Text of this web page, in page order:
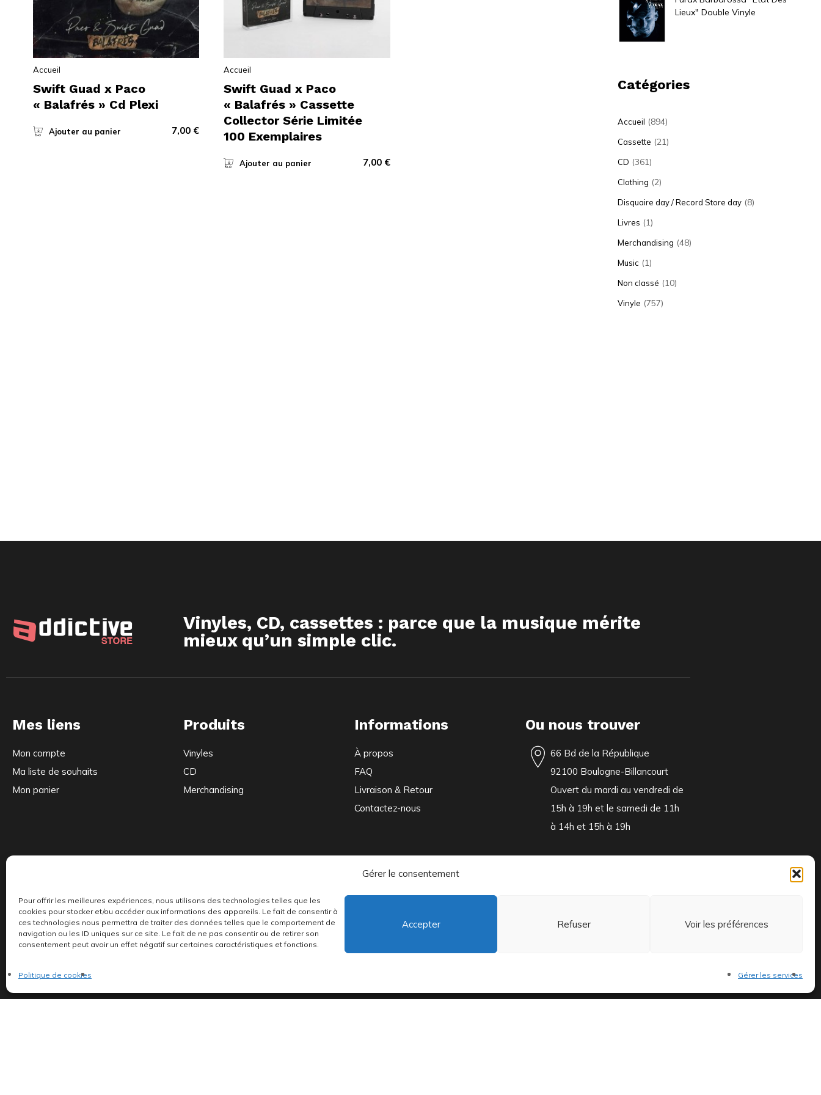
Gérer le consentement
Pour offrir les meilleures expériences, nous utilisons des technologies telles que les
cookies pour stocker et/ou accéder aux informations des appareils. Le fait de consentir à
ces technologies nous permettra de traiter des données telles que le comportement de
navigation ou les ID uniques sur ce site. Le fait de ne pas consentir ou de retirer son
consentement peut avoir un effet négatif sur certaines caractéristiques et fonctions.
Gérer les services
Accepter Refuser Voir les préférences
Politique de cookies
Accueil
Swift Guad x Paco
« Balafrés » Cd Plexi
Ajouter au panier 7,00 €
Accueil
Swift Guad x Paco
« Balafrés » Cassette
Collector Série Limitée
100 Exemplaires
Ajouter au panier 7,00 €
Lieux" Double Vinyle
Catégories
Accueil (894)
Cassette (21)
CD (361)
Clothing (2)
Disquaire day / Record Store day (8)
Livres (1)
Merchandising (48)
Music (1)
Non classé (10)
Vinyle (757)
Vinyles, CD, cassettes : parce que la musique mérite
mieux qu’un simple clic.
Mes liens
Mon compte
Ma liste de souhaits
Mon panier
Produits
Vinyles
CD
Merchandising
Informations
À propos
FAQ
Livraison & Retour
Contactez-nous
Ou nous trouver
66 Bd de la République
92100 Boulogne-Billancourt
Ouvert du mardi au vendredi de
15h à 19h et le samedi de 11h
à 14h et 15h à 19h
Indépendants et passionnés, nous produisons et distribuons depuis toujours des pépites musicales, dont des vinyles rares et exclusifs.